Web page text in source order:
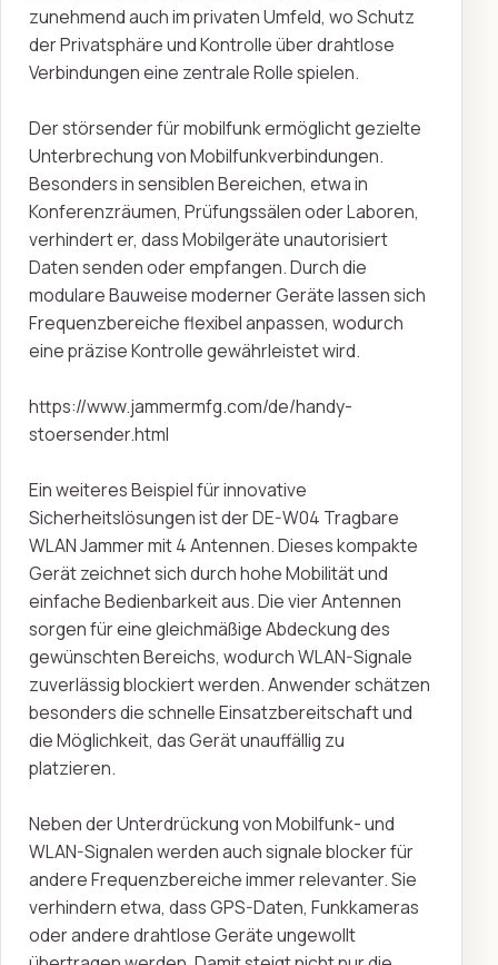
zunehmend auch im privaten Umfeld, wo Schutz
der Privatsphäre und Kontrolle über drahtlose
Verbindungen eine zentrale Rolle spielen.
Der störsender für mobilfunk ermöglicht gezielte
Unterbrechung von Mobilfunkverbindungen.
Besonders in sensiblen Bereichen, etwa in
Konferenzräumen, Prüfungssälen oder Laboren,
verhindert er, dass Mobilgeräte unautorisiert
Daten senden oder empfangen. Durch die
modulare Bauweise moderner Geräte lassen sich
Frequenzbereiche flexibel anpassen, wodurch
eine präzise Kontrolle gewährleistet wird.
https://www.jammermfg.com/de/handy-
stoersender.html
Ein weiteres Beispiel für innovative
Sicherheitslösungen ist der DE-W04 Tragbare
WLAN Jammer mit 4 Antennen. Dieses kompakte
Gerät zeichnet sich durch hohe Mobilität und
einfache Bedienbarkeit aus. Die vier Antennen
sorgen für eine gleichmäßige Abdeckung des
gewünschten Bereichs, wodurch WLAN-Signale
zuverlässig blockiert werden. Anwender schätzen
besonders die schnelle Einsatzbereitschaft und
die Möglichkeit, das Gerät unauffällig zu
platzieren.
Neben der Unterdrückung von Mobilfunk- und
WLAN-Signalen werden auch signale blocker für
andere Frequenzbereiche immer relevanter. Sie
verhindern etwa, dass GPS-Daten, Funkkameras
oder andere drahtlose Geräte ungewollt